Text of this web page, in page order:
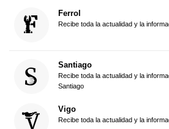
Ferrol
Recibe toda la actualidad y la
Santiago
Recibe toda la actualidad y la
Santiago
Vigo
Recibe toda la actualidad y la